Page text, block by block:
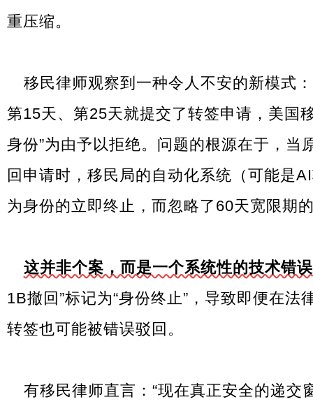
重压缩。
移民律师观察到一种令人不安的新模式
第15天、第25天就提交了转签申请，美国
身份”为由予以拒绝。问题的根源在于，当
回申请时，移民局的自动化系统（可能是
为身份的立即终止，而忽略了60天宽限期
这并非个案，而是一个系统性的技术错误
1B撤回”标记为“身份终止”，导致即便在
转签也可能被错误驳回。
有移民律师直言：“现在真正安全的递交